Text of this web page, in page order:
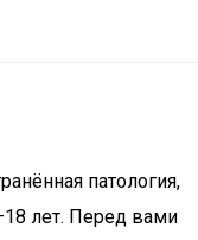
патология,
лет. Перед вами